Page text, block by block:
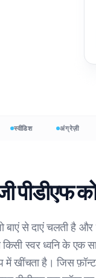
हमोंग
स्वीडिश अंग्रेज़ी
पीडीएफ
जो बाएं से दाएं चलती
किसी स्वर ध्वनि के
खींचता है। जिस